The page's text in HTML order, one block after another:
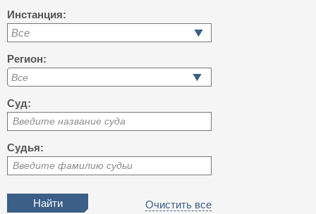
Инстанция:
Все
Регион:
Суд:
Введите название суда
Судья:
Введите фамилию судьи
Очистить все